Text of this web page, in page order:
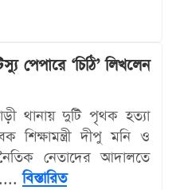
পেপারে ‘চিঠি’ লিখলেন
থানায় দুটি পৃথক হত্যা
শিক্ষামন্ত্রী দীপু মনি ও
নেতাদের আদালতে
বিস্তারিত